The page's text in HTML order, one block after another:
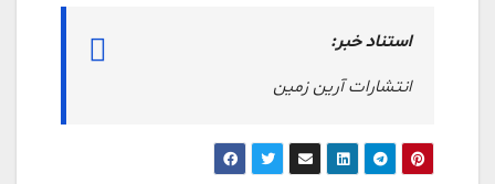
استناد خبر:
انتشارات آرین زمین